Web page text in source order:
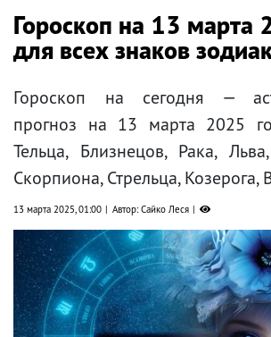
Гороскоп на 13 марта
для всех знаков
Гороскоп на сегодня —
прогноз на 13 марта 2025
Тельца, Близнецов, Рака,
Скорпиона, Стрельца, Козерога,
13 марта 2025, 01:00 Автор: Сайко Леся